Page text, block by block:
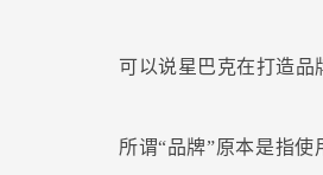
可以说星巴克在打造品
所谓“品牌”原本是指